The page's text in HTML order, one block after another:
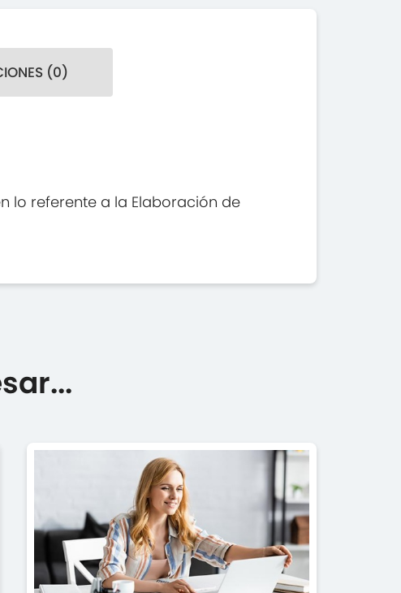
(0)
lo referente a la Elaboración de